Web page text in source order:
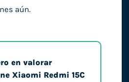
aún.
en valorar
Xiaomi Redmi 15C